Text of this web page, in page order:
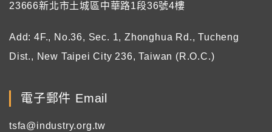
23666新北市土城區中華路1段36號4樓
Add: 4F., No.36, Sec. 1, Zhonghua Rd., Tucheng
Dist., New Taipei City 236, Taiwan (R.O.C.)
電子郵件 Email
tsfa@industry.org.tw